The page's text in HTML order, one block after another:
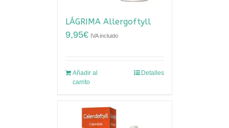
LÁGRIMA Allergoftyll
9,95€ IVA incluido
Añadir al
carrito
Detalles